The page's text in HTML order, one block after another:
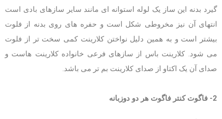
گیرد بدنه این ساز یک لوله استوانه ای مانند سایر سازهای بادی است
انتهای آن نیز مخروطی شکل است و حفره های روی بدنه از فلوت
بیشتر است و به همین دلیل نواختن کلارینت کمی سخت تر از فلوت
می شود. کلارینت باس از سازهای فرعی خانواده کلارینت هاست و
صدای آن یک اکتاو از صدای کلارینت بم تر می باشد.
2- فاگوت کنتر فاگوت هر دو دوزبانه